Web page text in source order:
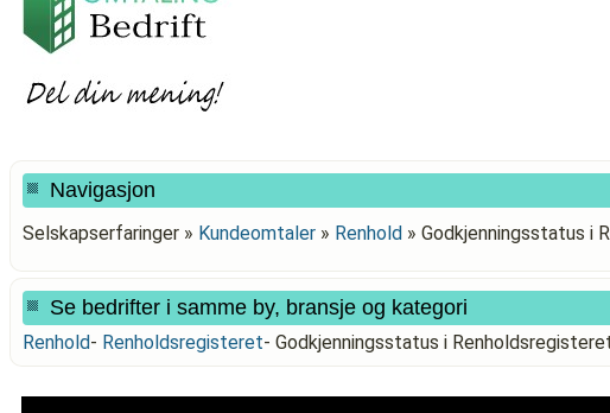
Navigasjon
Selskapserfaringer » Kundeomtaler » Renhold » Godkjenningsstatus i
Se bedrifter i samme by, bransje og kategori
Renhold- Renholdsregisteret- Godkjenningsstatus i